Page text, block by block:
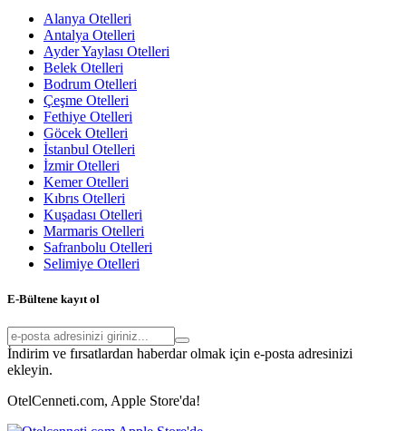
Alanya Otelleri
Antalya Otelleri
Ayder Yaylası Otelleri
Belek Otelleri
Bodrum Otelleri
Çeşme Otelleri
Fethiye Otelleri
Göcek Otelleri
İstanbul Otelleri
İzmir Otelleri
Kemer Otelleri
Kıbrıs Otelleri
Kuşadası Otelleri
Marmaris Otelleri
Safranbolu Otelleri
Selimiye Otelleri
E-Bültene kayıt ol
İndirim ve fırsatlardan haberdar olmak için e-posta adresinizi
ekleyin.
OtelCenneti.com, Apple Store'da!